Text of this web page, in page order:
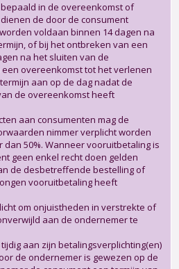
in de overeenkomst of
de door de consument
voldaan binnen 14 dagen na
of bij het ontbreken van een
na het sluiten van de
overeenkomst tot het verlenen
aan op de dag nadat de
de overeenkomst heeft
aan consumenten mag de
nimmer verplicht worden
50%. Wanneer vooruitbetaling is
geen enkel recht doen gelden
de desbetreffende bestelling of
vooruitbetaling heeft
om onjuistheden in verstrekte of
aan de ondernemer te
aan zijn betalingsverplichting(en)
de ondernemer is gewezen op de